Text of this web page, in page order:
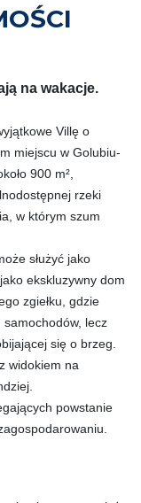
na wakacje.
Villę o
miejscu w Golubiu-
900 m²,
rzeki
w którym szum
służyć jako
ekskluzywny dom
zgiełku, gdzie
lecz
się o brzeg.
widokiem na
powstanie